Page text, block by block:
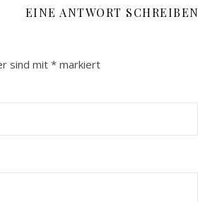
EINE ANTWORT SCHREIBEN
sind mit * markiert